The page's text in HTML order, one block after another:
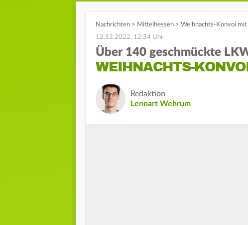
Nachrichten > Mittelhessen > Weihnachts-Konvoi
12.12.2022, 12:34 Uhr
Über 140 geschmückte
WEIHNACHTS-
Redaktion
Lennart Wehrum